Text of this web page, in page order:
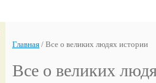
Главная / Все о великих людях истории
Все о великих